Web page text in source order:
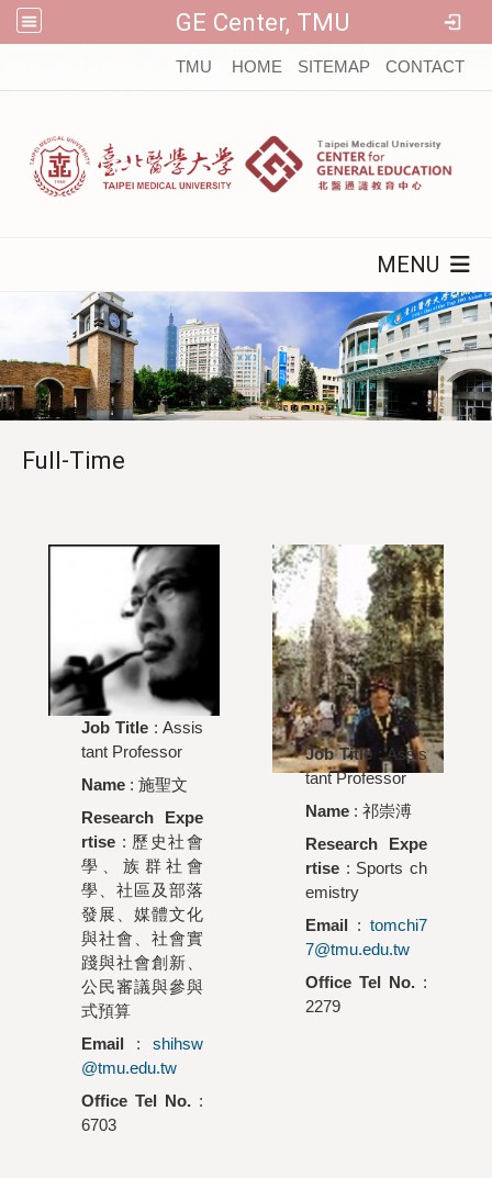
GE Center, TMU
TMU HOME SITEMAP CONTACT
MENU
Full-Time
Job Title : Assis
tant Professor
Name :施聖文
Research Expe
rtise : 歷史社會
學、族群社會
學、社區及部落
發展、媒體文化
與社會、社會實
踐與社會創新、
公民審議與參與
式預算
Email
: shihsw
@tmu.edu.tw
Office Tel No. :
6703
Job Title : Assis
tant Professor
Name :祁崇溥
Research Expe
rtise : Sports ch
emistry
Email : tomchi7
7@tmu.edu.tw
Office Tel No. :
2279